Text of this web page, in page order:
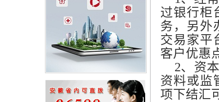
过银行柜
务，另外
交易家平
客户优惠
2、资
资料或监
项下结汇